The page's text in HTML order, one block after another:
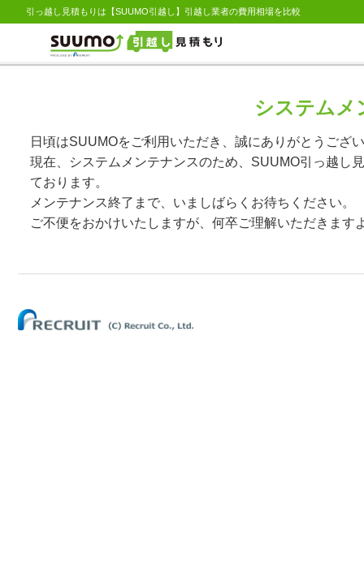
引っ越し見積もりは【SUUMO引越し】引越し業者の費用相場を比較
システムメ
日頃はSUUMOをご利用いただき、誠にありがとうござ
現在、システムメンテナンスのため、SUUMO引っ越し
ております。
メンテナンス終了まで、いましばらくお待ちください。
ご不便をおかけいたしますが、何卒ご理解いただきます